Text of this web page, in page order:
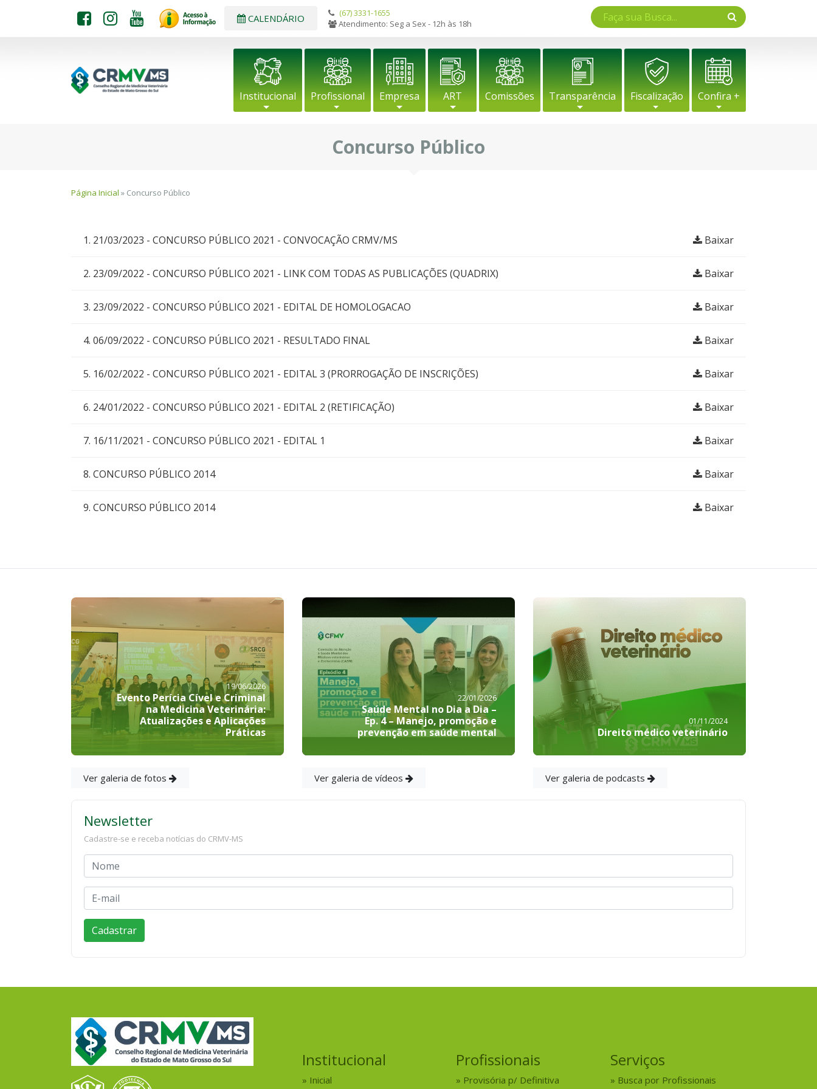
CALENDÁRIO
(67) 3331-1655
Atendimento: Seg a Sex - 12h às 18h
Institucional Profissional Empresa ART Comissões Transparência Fiscalização Confira +
Concurso Público
Página Inicial » Concurso Público
1. 21/03/2023 - CONCURSO PÚBLICO 2021 - CONVOCAÇÃO CRMV/MS Baixar
2. 23/09/2022 - CONCURSO PÚBLICO 2021 - LINK COM TODAS AS PUBLICAÇÕES (QUADRIX) Baixar
3. 23/09/2022 - CONCURSO PÚBLICO 2021 - EDITAL DE HOMOLOGACAO Baixar
4. 06/09/2022 - CONCURSO PÚBLICO 2021 - RESULTADO FINAL Baixar
5. 16/02/2022 - CONCURSO PÚBLICO 2021 - EDITAL 3 (PRORROGAÇÃO DE INSCRIÇÕES) Baixar
6. 24/01/2022 - CONCURSO PÚBLICO 2021 - EDITAL 2 (RETIFICAÇÃO) Baixar
7. 16/11/2021 - CONCURSO PÚBLICO 2021 - EDITAL 1 Baixar
8. CONCURSO PÚBLICO 2014 Baixar
9. CONCURSO PÚBLICO 2014 Baixar
19/06/2026
Evento Perícia Cível e Criminal
na Medicina Veterinária:
Atualizações e Aplicações
Práticas
Ver galeria de fotos
22/01/2026
Saúde Mental no Dia a Dia –
Ep. 4 – Manejo, promoção e
prevenção em saúde mental
Ver galeria de vídeos
01/11/2024
Direito médico veterinário
Ver galeria de podcasts
Newsletter
Cadastre-se e receba notícias do CRMV-MS
Institucional
Inicial
Profissionais
Provisória p/ Definitiva
Serviços
Busca por Profissionais